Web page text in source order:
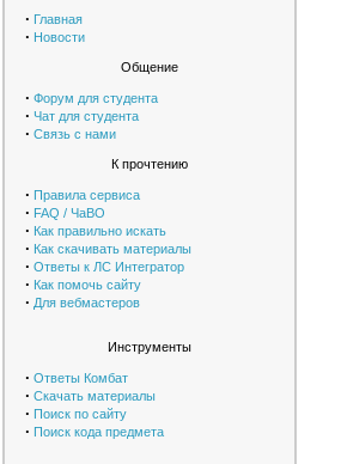
· Главная
· Новости
Общение
· Форум для студента
· Чат для студента
· Связь с нами
К прочтению
· Правила сервиса
· FAQ / ЧаВО
· Как правильно искать
· Как скачивать материалы
· Ответы к ЛС Интегратор
· Как помочь сайту
· Для вебмастеров
Инструменты
· Ответы Комбат
· Скачать материалы
· Поиск по сайту
· Поиск кода предмета